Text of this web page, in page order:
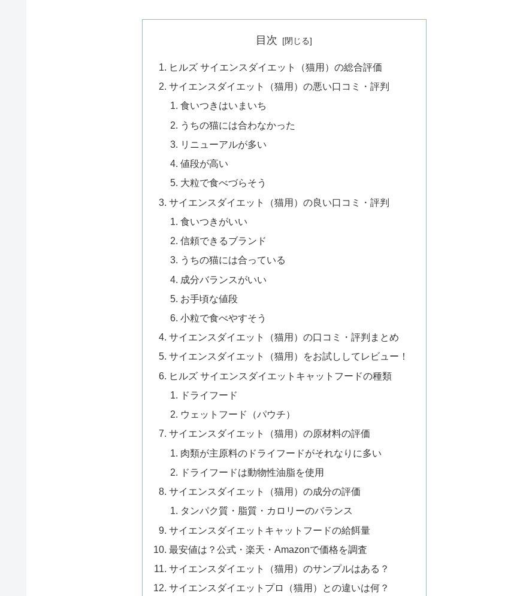
目次
ヒルズ サイエンスダイエット（猫用）の総合評価
サイエンスダイエット（猫用）の悪い口コミ・評判
食いつきはいまいち
うちの猫には合わなかった
リニューアルが多い
値段が高い
大粒で食べづらそう
サイエンスダイエット（猫用）の良い口コミ・評判
食いつきがいい
信頼できるブランド
うちの猫には合っている
成分バランスがいい
お手頃な値段
小粒で食べやすそう
サイエンスダイエット（猫用）の口コミ・評判まとめ
サイエンスダイエット（猫用）をお試ししてレビュー！
ヒルズ サイエンスダイエットキャットフードの種類
ドライフード
ウェットフード（パウチ）
サイエンスダイエット（猫用）の原材料の評価
肉類が主原料のドライフードがそれなりに多い
ドライフードは動物性油脂を使用
サイエンスダイエット（猫用）の成分の評価
タンパク質・脂質・カロリーのバランス
サイエンスダイエットキャットフードの給餌量
最安値は？公式・楽天・Amazonで価格を調査
サイエンスダイエット（猫用）のサンプルはある？
サイエンスダイエットプロ（猫用）との違いは何？